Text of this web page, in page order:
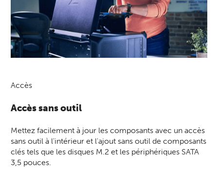
Accès
Accès sans outil
Mettez facilement à jour les composants avec un accès
sans outil à l'intérieur et l'ajout sans outil de composants
clés tels que les disques M.2 et les périphériques SATA
3,5 pouces.